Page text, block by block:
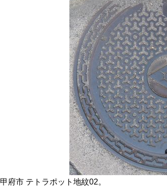
甲府市 テトラポット地紋02。